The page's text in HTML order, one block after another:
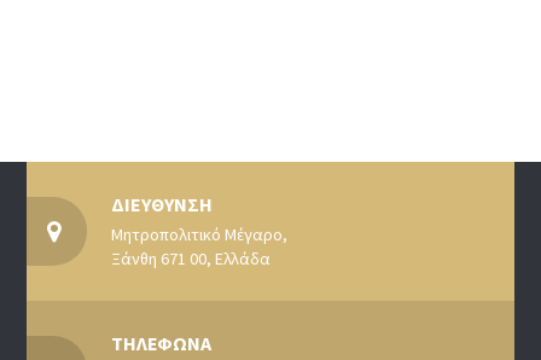
ΔΙΕΥΘΥΝΣΗ
Μητροπολιτικό Μέγαρο,
Ξάνθη 671 00, Ελλάδα
ΤΗΛΕΦΩΝΑ